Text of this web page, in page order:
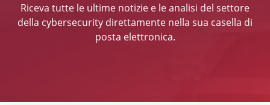
Riceva tutte le ultime notizie e le analisi del settore
della cybersecurity direttamente nella sua casella di
posta elettronica.